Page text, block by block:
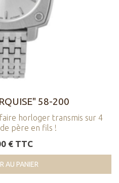
58-200
horloger transmis sur 4
père en fils !
€ TTC
AU PANIER